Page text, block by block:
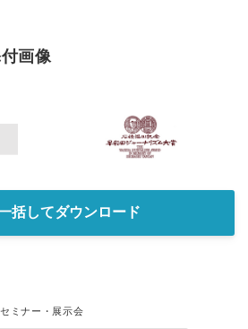
画像
括してダウンロード
ミナー・展示会